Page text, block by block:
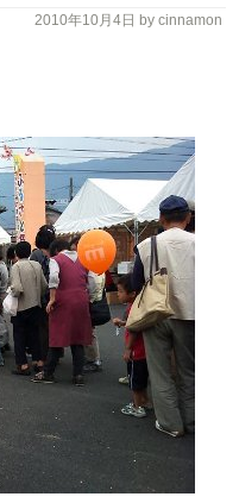
2010年10月4日 by cinnamon